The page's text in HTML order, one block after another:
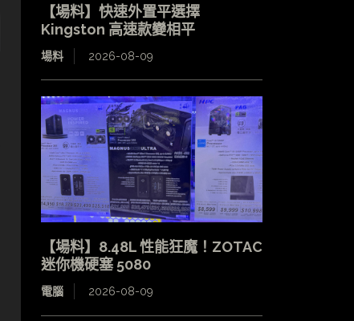
【場料】快速外置平選擇
Kingston 高速款變相平
場料 2026-08-09
【場料】8.48L 性能狂魔！ZOTAC
迷你機硬塞 5080
電腦 2026-08-09